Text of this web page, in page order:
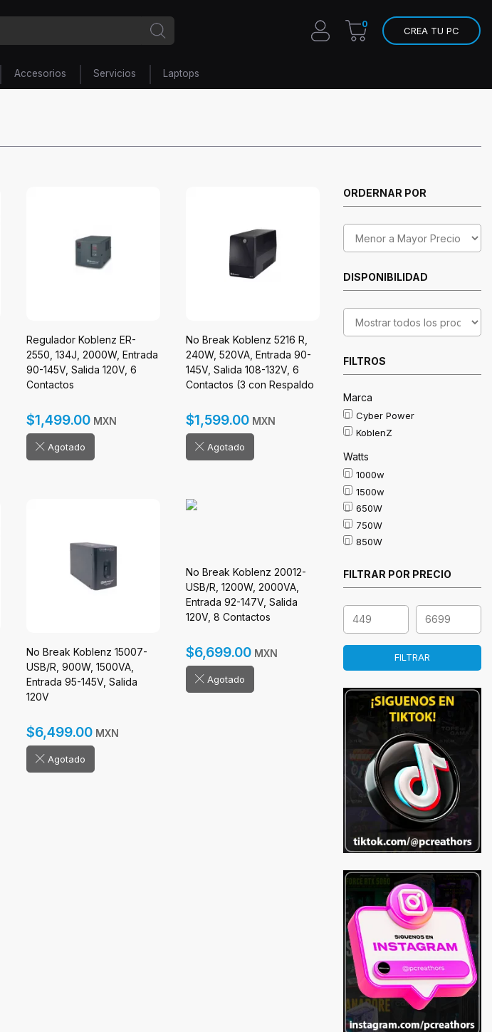
0
CREA TU PC
Accesorios Servicios Laptops
Regulador Koblenz ER-
2550, 134J, 2000W, Entrada
90-145V, Salida 120V, 6
Contactos
$1,499.00 MXN
Agotado
No Break Koblenz 5216 R,
240W, 520VA, Entrada 90-
145V, Salida 108-132V, 6
Contactos (3 con Respaldo
$1,599.00 MXN
Agotado
No Break Koblenz 15007-
USB/R, 900W, 1500VA,
Entrada 95-145V, Salida
120V
$6,499.00 MXN
Agotado
No Break Koblenz 20012-
USB/R, 1200W, 2000VA,
Entrada 92-147V, Salida
120V, 8 Contactos
$6,699.00 MXN
Agotado
ORDERNAR POR
DISPONIBILIDAD
FILTROS
Marca
Cyber Power
KoblenZ
Watts
1000w
1500w
650W
750W
850W
FILTRAR POR PRECIO
FILTRAR